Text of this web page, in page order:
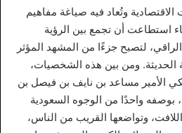
وتُعاد فيه صياغة مفاهيم
استطاعت أن تجمع بين الرؤية
لتصبح جزءًا من المشهد المؤثر
الحديثة. ومن بين هذه الشخصيات،
الأمير مساعد بن نايف بن فيصل بن
بوصفه واحدًا من الوجوه السعودية
وتواضعها القريب من الناس،